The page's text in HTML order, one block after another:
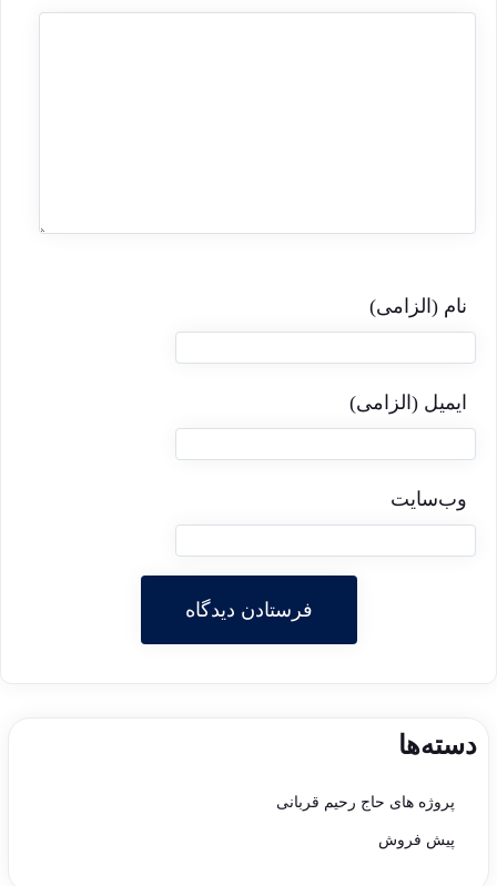
نام (الزامی)
ایمیل (الزامی)
وب‌سایت
دسته‌ها
پروژه های حاج رحیم قربانی
پیش فروش